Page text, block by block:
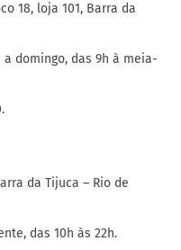
18, loja 101, Barra da
a domingo, das 9h à meia-
da Tijuca – Rio de
das 10h às 22h.